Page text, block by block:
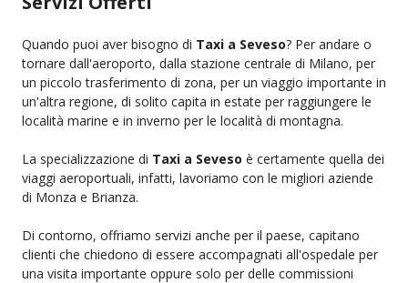
Quando puoi aver bisogno di Taxi a Seveso? Per andare o
tornare dall'aeroporto, dalla stazione centrale di Milano, per
un piccolo trasferimento di zona, per un viaggio importante in
un'altra regione, di solito capita in estate per raggiungere le
località marine e in inverno per le località di montagna.
La specializzazione di Taxi a Seveso è certamente quella dei
viaggi aeroportuali, infatti, lavoriamo con le migliori aziende
di Monza e Brianza.
Di contorno, offriamo servizi anche per il paese, capitano
clienti che chiedono di essere accompagnati all'ospedale per
una visita importante oppure solo per delle commissioni